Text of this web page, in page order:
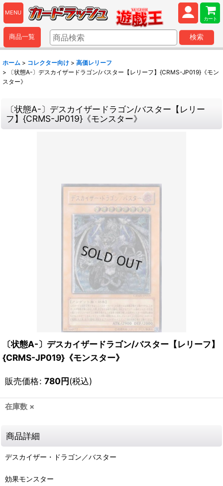
MENU
カート
商品一覧 検索
ホーム > コレクター向け > 高価レリーフ
>
〔状態A-〕デスカイザードラゴン/バスター【レリーフ】{CRMS-JP019}《モン
スター》
〔状態A-〕デスカイザードラゴン/バスター【レリー
フ】{CRMS-JP019}《モンスター》
〔状態A-〕デスカイザードラゴン/バスター【レリーフ】
{CRMS-JP019}《モンスター》
販売価格: 780円(税込)
在庫数 ×
商品詳細
デスカイザー・ドラゴン／バスター
効果モンスター